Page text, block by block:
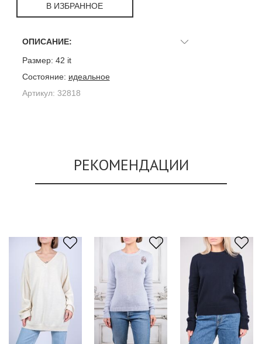
В ИЗБРАННОЕ
ОПИСАНИЕ:
Размер: 42 it
Состояние: идеальное
Артикул: 32818
РЕКОМЕНДАЦИИ